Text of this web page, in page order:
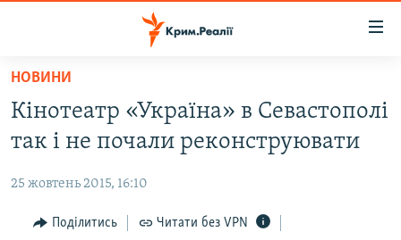
Перейти
основного
матеріалу
до
навігації
ПОЛІТИКА
БЛОГИ
НОВИНИ
Кінотеатр «Україна» в Севастополі
так і не почали реконструювати
25 жовтень 2015, 16:10
Поділитись Читати без VPN